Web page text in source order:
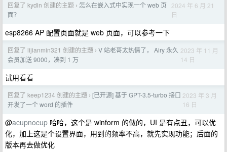
回复了 kydin 创建的主题 › 怎么在嵌入式中实现一个 web 页
面？
2024 年 6 月 21
日
esp8266 AP 配置页面就是 web 页面，可以参考一下
回复了 lijianmin321 创建的主题 › V 站老哥太热情了， Airy 永久
会员加送 9000，凑到 1 万
2023 年 11 月
14 日
试用看看
回复了 keep1234 创建的主题 › [已开源] 基于 GPT-3.5-turbo 接口
开发了一个 word 的插件
2023 年 3 月
16 日
@acupnocup 哈哈，这个是 winform 的做的，UI 是有点丑，可以优
化，加上这是个设置界面，用到的频率不高，就先实现功能；后面的
版本再去做优化